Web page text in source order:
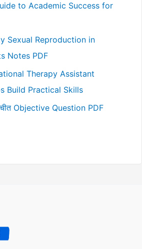
to Academic Success for
Sexual Reproduction in
Notes PDF
Therapy Assistant
Build Practical Skills
Objective Question PDF